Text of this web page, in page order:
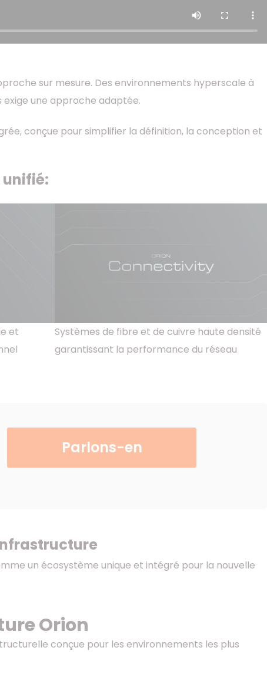
sur mesure. Des environnements hyperscale à
une approche adaptée.
conçue pour simplifier la définition, la conception et
unifié:
et
Systèmes de fibre et de cuivre haute densité
garantissant la performance du réseau
Parlons-en
un écosystème unique et intégré pour la nouvelle
Orion
conçue pour les environnements les plus